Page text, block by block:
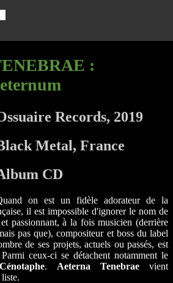
:
Records, 2019
Metal, France
CD
on est un fidèle adorateur de la
il est impossible d'ignorer le nom de
passionnant, à la fois musicien (derrière
pas que), compositeur et boss du label
de ses projets, actuels ou passés, est
ceux-ci se détachent notamment le
Cénotaphe. Aeterna Tenebrae vient